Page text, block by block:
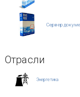
Сервер
Отрасли
Энергетика